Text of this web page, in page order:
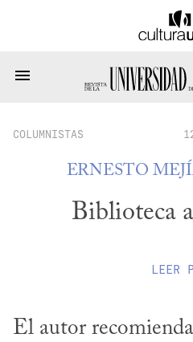
COLUMNISTAS
ERNESTO
Biblioteca
LEER
El autor